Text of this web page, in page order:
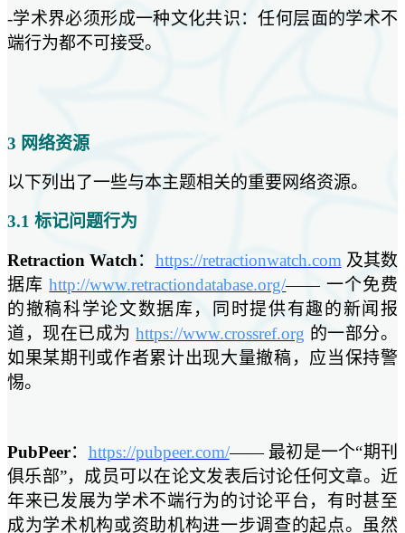
-学术界必须形成一种文化共识：任何层面的学术不
端行为都不可接受。
3 网络资源
以下列出了一些与本主题相关的重要网络资源。
3.1 标记问题行为
Retraction Watch： https://retractionwatch.com 及其数
据库http://www.retractiondatabase.org/—— 一个免费
的撤稿科学论文数据库，同时提供有趣的新闻报
道，现在已成为https://www.crossref.org 的一部分。
如果某期刊或作者累计出现大量撤稿，应当保持警
惕。
PubPeer： https://pubpeer.com/—— 最初是一个“期刊
俱乐部”，成员可以在论文发表后讨论任何文章。近
年来已发展为学术不端行为的讨论平台，有时甚至
成为学术机构或资助机构进一步调查的起点。虽然